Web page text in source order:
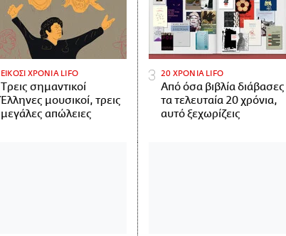
ΕΙΚΟΣΙ ΧΡΟΝΙΑ LIFO
Tρεις σημαντικοί
Έλληνες μουσικοί, τρεις
μεγάλες απώλειες
20 ΧΡΟΝΙΑ LIFO
Από όσα βιβλία διάβασες
τα τελευταία 20 χρόνια,
αυτό ξεχωρίζεις